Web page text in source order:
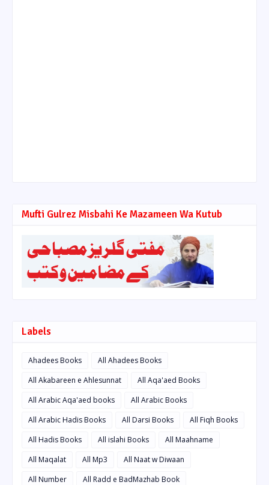
Mufti Gulrez Misbahi Ke Mazameen Wa Kutub
Labels
Ahadees Books
All Ahadees Books
All Akabareen e Ahlesunnat
All Aqa'aed Books
All Arabic Aqa'aed books
All Arabic Books
All Arabic Hadis Books
All Darsi Books
All Fiqh Books
All Hadis Books
All islahi Books
All Maahname
All Maqalat
All Mp3
All Naat w Diwaan
All Number
All Radd e BadMazhab Book